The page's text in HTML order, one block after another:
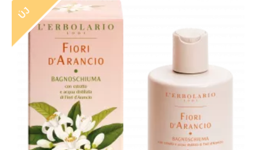
ÚJ